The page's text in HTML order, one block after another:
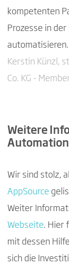
kompetenten
Prozesse in
automatisieren.
Kerstin Künzl,
Co. KG -
Weitere
Wir sind stolz,
AppSource
Weiter
Webseite. Hier
mit dessen
sich die